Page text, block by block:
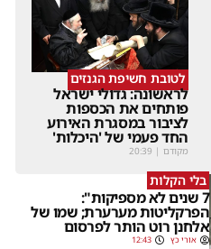
לטובת חשיפת הגנזים
לראשונה: גדולי ישראל
פותחים את הכספות
לציבור במסגרת האירוע
החד פעמי של 'היכלות'
מקודם |
20:39
בלי הקלות
7 שנים לא מספיקות":
הפרקליטות מערערת; שמו של
אלחנן רוט הותר לפרסום
אורי כץ 12:43